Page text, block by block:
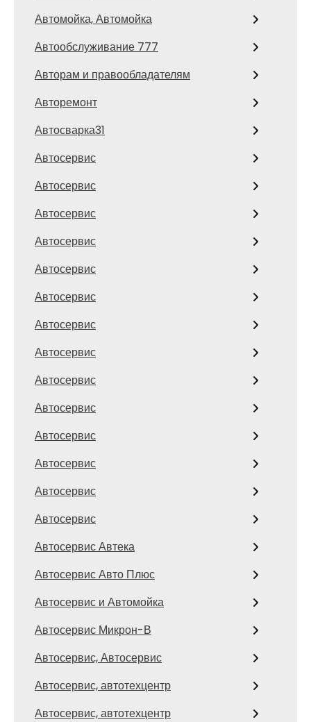
Автомойка, Автомойка
Автообслуживание 777
Авторам и правообладателям
Авторемонт
Автосварка31
Автосервис
Автосервис
Автосервис
Автосервис
Автосервис
Автосервис
Автосервис
Автосервис
Автосервис
Автосервис
Автосервис
Автосервис
Автосервис
Автосервис
Автосервис Автека
Автосервис Авто Плюс
Автосервис и Автомойка
Автосервис Микрон-В
Автосервис, Автосервис
Автосервис, автотехцентр
Автосервис, автотехцентр